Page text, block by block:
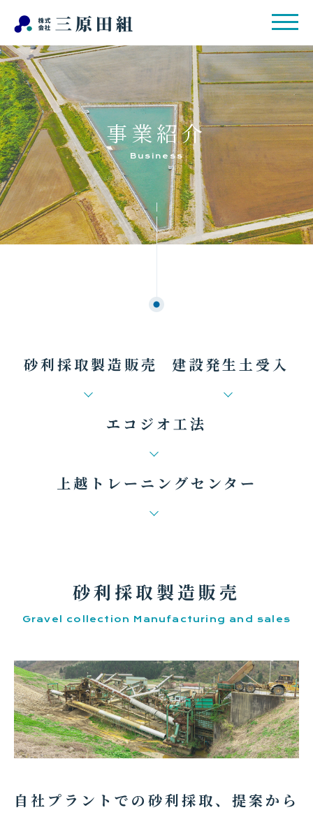
事業紹介
Business
砂利採取製造販売 建設発生土受入
エコジオ工法
上越トレーニングセンター
砂利採取製造販売
Gravel collection Manufacturing and sales
自社プラントでの砂利採取、提案から